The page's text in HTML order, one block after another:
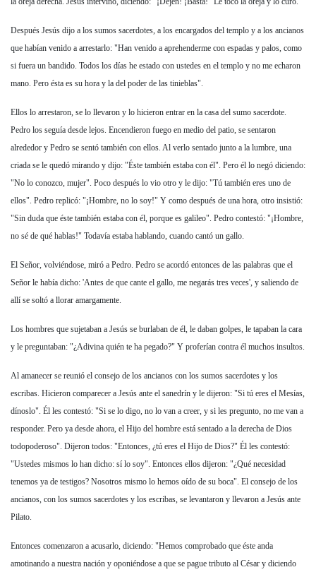
Después Jesús dijo a los sumos sacerdotes, a los encargados del templo y a los ancianos
que habían venido a arrestarlo: "Han venido a aprehenderme con espadas y palos, como
si fuera un bandido. Todos los días he estado con ustedes en el templo y no me echaron
mano. Pero ésta es su hora y la del poder de las tinieblas".
Ellos lo arrestaron, se lo llevaron y lo hicieron entrar en la casa del sumo sacerdote.
Pedro los seguía desde lejos. Encendieron fuego en medio del patio, se sentaron
alrededor y Pedro se sentó también con ellos. Al verlo sentado junto a la lumbre, una
criada se le quedó mirando y dijo: "Éste también estaba con él". Pero él lo negó diciendo:
"No lo conozco, mujer". Poco después lo vio otro y le dijo: "Tú también eres uno de
ellos". Pedro replicó: "¡Hombre, no lo soy!" Y como después de una hora, otro insistió:
"Sin duda que éste también estaba con él, porque es galileo". Pedro contestó: "¡Hombre,
no sé de qué hablas!" Todavía estaba hablando, cuando cantó un gallo.
El Señor, volviéndose, miró a Pedro. Pedro se acordó entonces de las palabras que el
Señor le había dicho: 'Antes de que cante el gallo, me negarás tres veces', y saliendo de
allí se soltó a llorar amargamente.
Los hombres que sujetaban a Jesús se burlaban de él, le daban golpes, le tapaban la cara
y le preguntaban: "¿Adivina quién te ha pegado?" Y proferían contra él muchos insultos.
Al amanecer se reunió el consejo de los ancianos con los sumos sacerdotes y los
escribas. Hicieron comparecer a Jesús ante el sanedrín y le dijeron: "Si tú eres el Mesías,
dínoslo". Él les contestó: "Si se lo digo, no lo van a creer, y si les pregunto, no me van a
responder. Pero ya desde ahora, el Hijo del hombre está sentado a la derecha de Dios
todopoderoso". Dijeron todos: "Entonces, ¿tú eres el Hijo de Dios?" Él les contestó:
"Ustedes mismos lo han dicho: sí lo soy". Entonces ellos dijeron: "¿Qué necesidad
tenemos ya de testigos? Nosotros mismo lo hemos oído de su boca". El consejo de los
ancianos, con los sumos sacerdotes y los escribas, se levantaron y llevaron a Jesús ante
Pilato.
Entonces comenzaron a acusarlo, diciendo: "Hemos comprobado que éste anda
amotinando a nuestra nación y oponiéndose a que se pague tributo al César y diciendo